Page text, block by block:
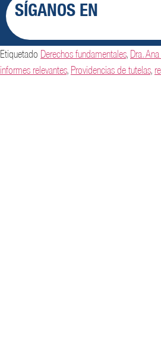
SÍGANOS EN
Etiquetado Derechos fundamentales, Dra.
informes relevantes, Providencias de tutelas,